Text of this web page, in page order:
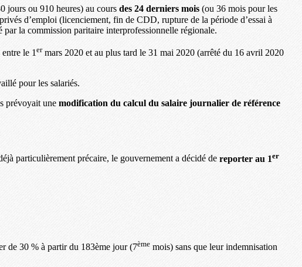
jours ou 910 heures) au cours des 24 derniers mois (ou 36 mois pour les
d’emploi (licenciement, fin de CDD, rupture de la période d’essai à
la commission paritaire interprofessionnelle régionale.
le 1 ermars 2020 et au plus tard le 31 mai 2020 (arrêté du 16 avril 2020
pour les salariés.
prévoyait une modification du calcul du salaire journalier de référence
particulièrement précaire, le gouvernement a décidé de reporter au 1er
de 30 % à partir du 183ème jour (7ème mois) sans que leur indemnisation